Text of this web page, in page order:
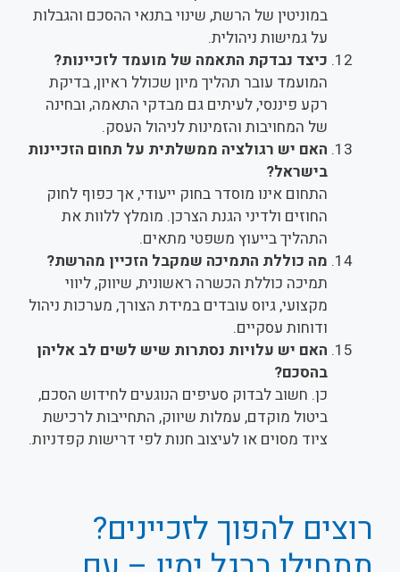
במוניטין של הרשת, שינוי בתנאי ההסכם והגבלות
על גמישות ניהולית.
כיצד נבדקת התאמה של מועמד לזכיינות?
המועמד עובר תהליך מיון שכולל ראיון, בדיקת
רקע פיננסי, לעיתים גם מבדקי התאמה, ובחינה
של המחויבות והזמינות לניהול העסק.
האם יש רגולציה ממשלתית על תחום הזכיינות
בישראל?
התחום אינו מוסדר בחוק ייעודי, אך כפוף לחוק
החוזים ולדיני הגנת הצרכן. מומלץ ללוות את
התהליך בייעוץ משפטי מתאים.
מה כוללת התמיכה שמקבל הזכיין מהרשת?
תמיכה כוללת הכשרה ראשונית, שיווק, ליווי
מקצועי, גיוס עובדים במידת הצורך, מערכות ניהול
ודוחות עסקיים.
האם יש עלויות נסתרות שיש לשים לב אליהן
בהסכם?
כן. חשוב לבדוק סעיפים הנוגעים לחידוש הסכם,
ביטול מוקדם, עמלות שיווק, התחייבות לרכישת
ציוד מסוים או לעיצוב חנות לפי דרישות קפדניות.
רוצים להפוך לזכיינים?